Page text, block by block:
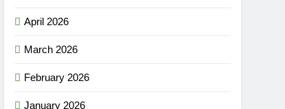
April 2026
March 2026
February 2026
January 2026